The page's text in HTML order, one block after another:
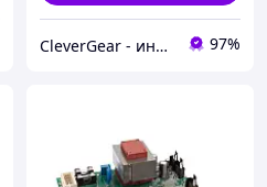
CleverGear - интернет-магазин, запчасти к бытовой технике, бытовая химия, автоаксессуары 97%